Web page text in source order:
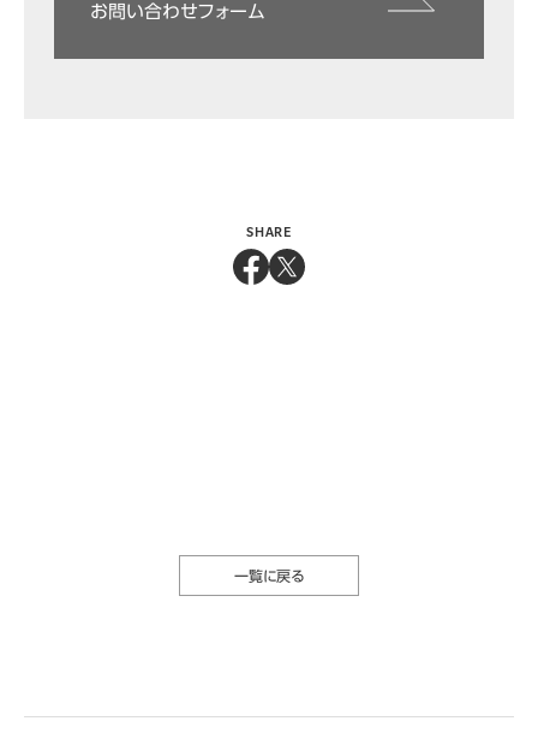
お問い合わせフォーム
SHARE
一覧に戻る